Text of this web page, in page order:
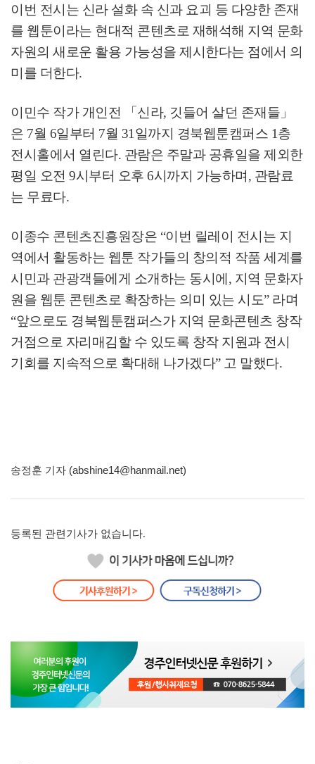
이번 전시는 신라 설화 속 신과 요괴 등 다양한 존재
를 웹툰이라는 현대적 콘텐츠로 재해석해 지역 문화
자원의 새로운 활용 가능성을 제시한다는 점에서 의
미를 더한다.
이민수 작가 개인전 「 신라, 깃들어 살던 존재들 」
은 7월 6일부터 7월 31 일까지 경북웹툰캠퍼스 1층
전시홀에서 열린다. 관람은 주말과 공휴일을 제외한
평일 오전 9시부터 오후 6시까지 가능하며 , 관람료
는 무료다.
이종수 콘텐츠진흥원장은 “이번 릴레이 전시는 지
역에서 활동하는 웹툰 작가들의 창의적 작품 세계를
시민과 관광객들에게 소개하는 동시에 , 지역 문화자
원을 웹툰 콘텐츠로 확장하는 의미 있는 시도” 라며
“앞으로도 경북웹툰캠퍼스가 지역 문화콘텐츠 창작
거점으로 자리매김할 수 있도록 창작 지원과 전시
기회를 지속적으로 확대해 나가겠다” 고 말했다.
송정훈 기자 (abshine14@hanmail.net)
등록된 관련기사가 없습니다.